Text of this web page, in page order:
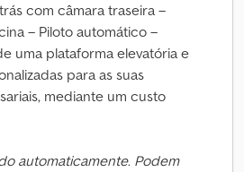
com câmara traseira –
– Piloto automático –
uma plataforma elevatória e
para as suas
mediante um custo
automaticamente. Podem